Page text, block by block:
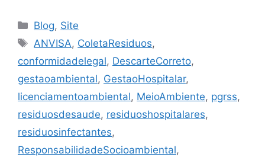
Blog, Site
ANVISA, ColetaResiduos,
conformidadelegal, DescarteCorreto,
gestaoambiental, GestaoHospitalar,
licenciamentoambiental, MeioAmbiente, pgrss,
residuosdesaude, residuoshospitalares,
residuosinfectantes,
ResponsabilidadeSocioambiental,